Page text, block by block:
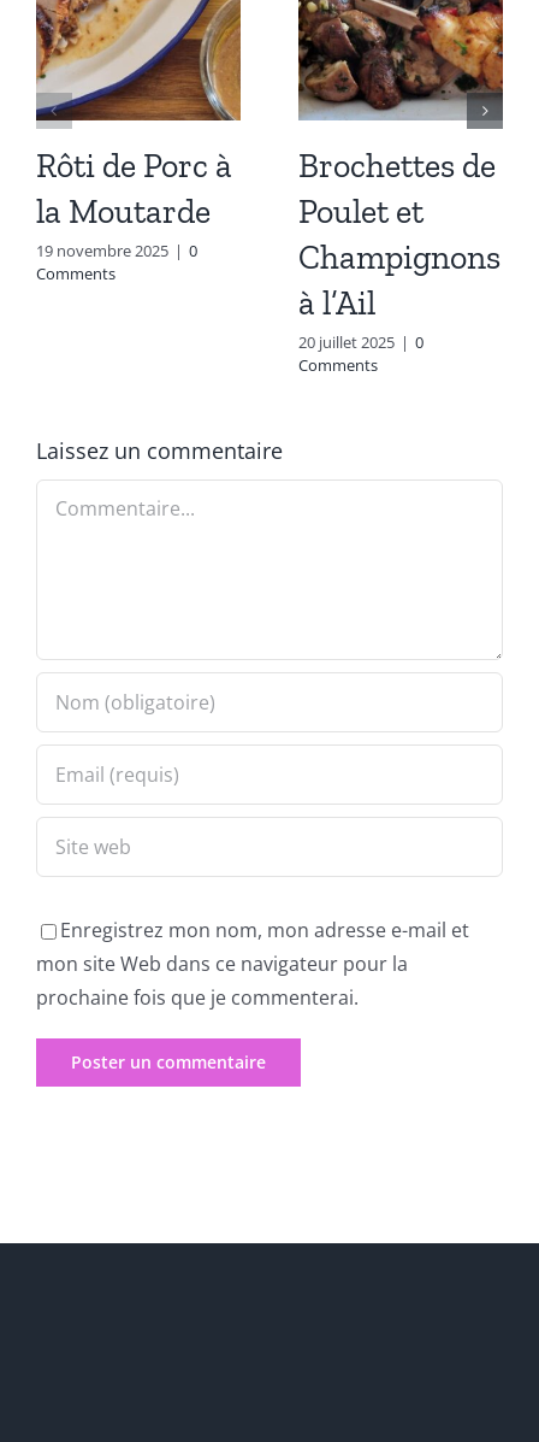
Rôti de Porc à
la Moutarde
19 novembre 2025 | 0
Comments
Brochettes de
Poulet et
Champignons
à l’Ail
20 juillet 2025 | 0
Comments
Laissez un commentaire
Commentaire
Enregistrez mon nom, mon adresse e-mail et
mon site Web dans ce navigateur pour la
prochaine fois que je commenterai.